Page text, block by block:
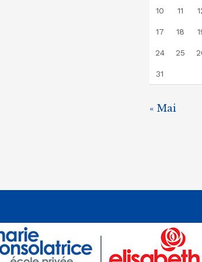
10 11
17 18
24 25
31
« Mai